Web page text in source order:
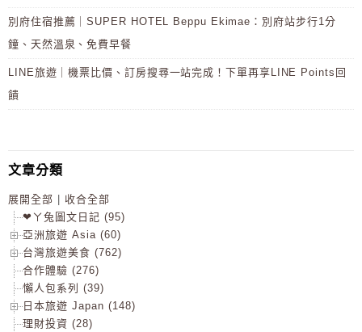
別府住宿推薦｜SUPER HOTEL Beppu Ekimae：別府站步行1分
鐘、天然溫泉、免費早餐
LINE旅遊｜機票比價、訂房搜尋一站完成！下單再享LINE Points回
饋
文章分類
展開全部
收合全部
❤ㄚ兔圖文日記 (95)
亞洲旅遊 Asia (60)
台灣旅遊美食 (762)
合作體驗 (276)
懶人包系列 (39)
日本旅遊 Japan (148)
理財投資 (28)